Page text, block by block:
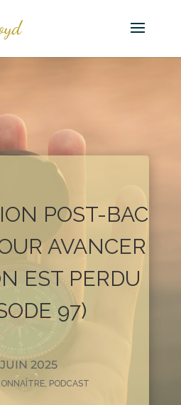
POST-BAC
AVANCER
EST PERDU
97)
JUIN 2025
, PODCAST